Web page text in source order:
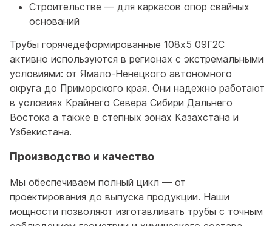
Строительстве — для каркасов опор свайных
оснований
Трубы горячедеформированные 108x5 09Г2С
активно используются в регионах с экстремальными
условиями: от Ямало-Ненецкого автономного
округа до Приморского края. Они надежно работают
в условиях Крайнего Севера Сибири Дальнего
Востока а также в степных зонах Казахстана и
Узбекистана.
Производство и качество
Мы обеспечиваем полный цикл — от
проектирования до выпуска продукции. Наши
мощности позволяют изготавливать трубы с точным